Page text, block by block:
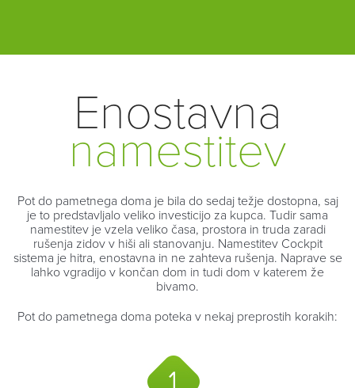
Enostavna
namestitev
Pot do pametnega doma je bila do sedaj težje dostopna, saj
je to predstavljalo veliko investicijo za kupca. Tudir sama
namestitev je vzela veliko časa, prostora in truda zaradi
rušenja zidov v hiši ali stanovanju. Namestitev Cockpit
sistema je hitra, enostavna in ne zahteva rušenja. Naprave se
lahko vgradijo v končan dom in tudi dom v katerem že
bivamo.
Pot do pametnega doma poteka v nekaj preprostih korakih: